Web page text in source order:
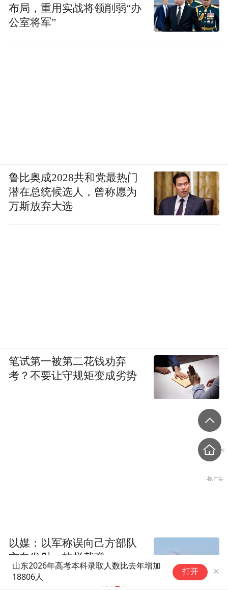
山东2026年高考本科录取人数比去年增加
18806人
打开
布局，重用实战将领削弱“办
公室将军”
鲁比奥成2028共和党最热门
潜在总统候选人，曾称愿为
万斯放弃大选
笔试第一被第二花钱劝弃
考？不要让守规矩变成劣势
以媒：以军称误向己方部队
方向发射一枚拦截弹